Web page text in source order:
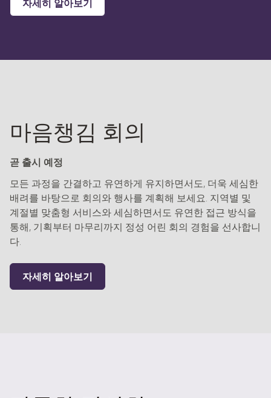
자세히 알아보기
마음챙김 회의
곧 출시 예정
모든 과정을 간결하고 유연하게 유지하면서도, 더욱 세심한
배려를 바탕으로 회의와 행사를 계획해 보세요. 지역별 및
계절별 맞춤형 서비스와 세심하면서도 유연한 접근 방식을
통해, 기획부터 마무리까지 정성 어린 회의 경험을 선사합니
다.
자세히 알아보기